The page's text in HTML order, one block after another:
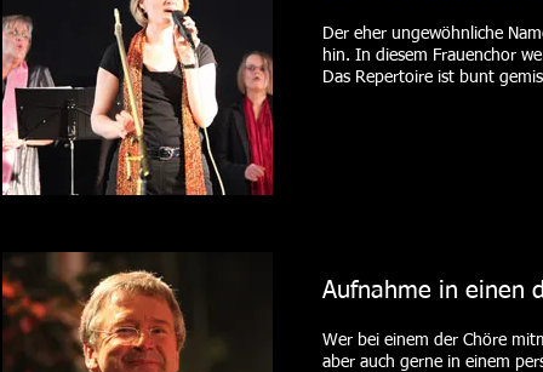
Der eher ungewöhnliche
hin. In diesem Frauenchor
Das Repertoire ist bunt
Aufnahme in einen
Wer bei einem der Chöre
aber auch gerne in einem